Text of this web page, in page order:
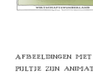
Afbeeldingen
pijltje zijn